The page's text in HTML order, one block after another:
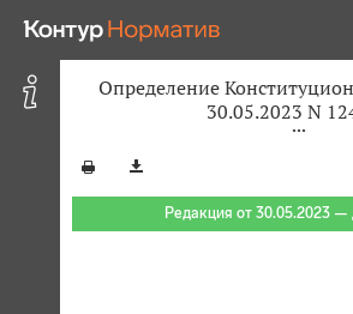
Определение
30.05.2023 N
Редакция от 30.05.2023 —